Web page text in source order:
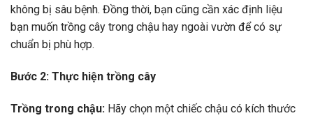
không bị sâu bệnh. Đồng thời, bạn cũng cần xác định liệu
bạn muốn trồng cây trong chậu hay ngoài vườn để có sự
chuẩn bị phù hợp.
Bước 2: Thực hiện trồng cây
Trồng trong chậu: Hãy chọn một chiếc chậu có kích thước